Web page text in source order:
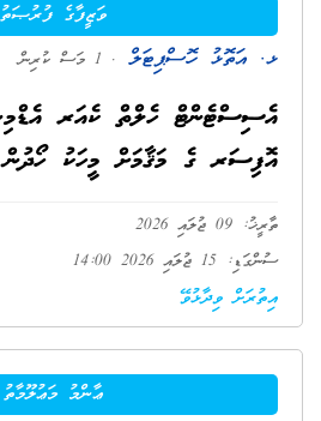
ވަޒީފާގެ ފުރުޞަތު
ޅ. އަތޮޅު ހޮސްޕިޓަލް . 1 މަސް ކުރިން
އެސިސްޓެންޓް ހެލްތް ކެއަރ
އޮފިސަރ ގެ މަޤާމަށް މީހަކު ހޯދުން
ތާރީޚު: 09 ޖުލައި 2026
ސުންގަޑި: 15 ޖުލައި 2026 14:00
އިތުރަށް ވިދާޅުވޭ
ޢާންމު މަޢުލޫމާތު